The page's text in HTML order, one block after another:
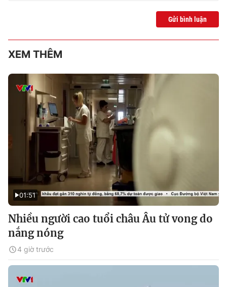
Gửi bình luận
XEM THÊM
01:51
Nhiều người cao tuổi châu Âu tử vong do
nắng nóng
4 giờ trước